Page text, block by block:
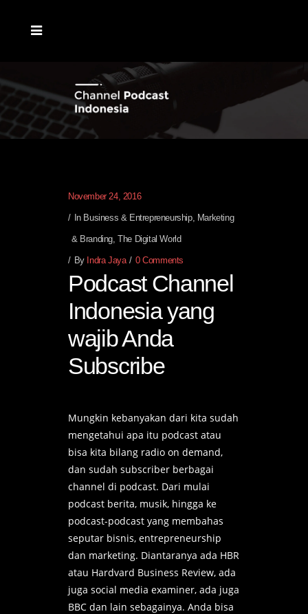
November 24, 2016
In Business & Entrepreneurship, Marketing
& Branding, The Digital World
By Indra Jaya 0 Comments
Podcast Channel
Indonesia yang
wajib Anda
Subscribe
Mungkin kebanyakan dari kita sudah
mengetahui apa itu podcast atau
bisa kita bilang radio on demand,
dan sudah subscriber berbagai
channel di podcast. Dari mulai
podcast berita, musik, hingga ke
podcast-podcast yang membahas
seputar bisnis, entrepreneurship
dan marketing. Diantaranya ada HBR
atau Hardvard Business Review, ada
juga social media examiner, ada juga
BBC dan lain sebagainya. Anda bisa